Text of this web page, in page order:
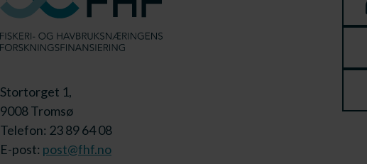
Stortorget 1,
9008 Tromsø
Telefon: 23 89 64 08
E-post: post@fhf.no